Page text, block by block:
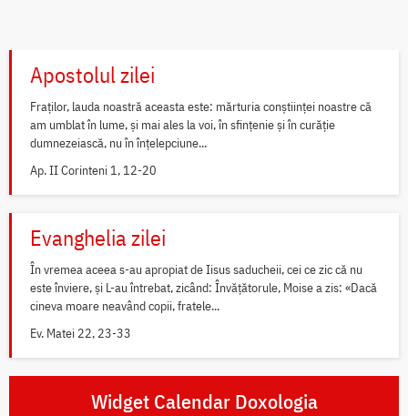
Apostolul zilei
Fraților, lauda noastră aceasta este: mărturia conștiinței noastre că
am umblat în lume, și mai ales la voi, în sfințenie și în curăție
dumnezeiască, nu în înțelepciune...
Ap. II Corinteni 1, 12-20
Evanghelia zilei
În vremea aceea s-au apropiat de Iisus saducheii, cei ce zic că nu
este înviere, și L-au întrebat, zicând: Învățătorule, Moise a zis: «Dacă
cineva moare neavând copii, fratele...
Ev. Matei 22, 23-33
Widget Calendar Doxologia